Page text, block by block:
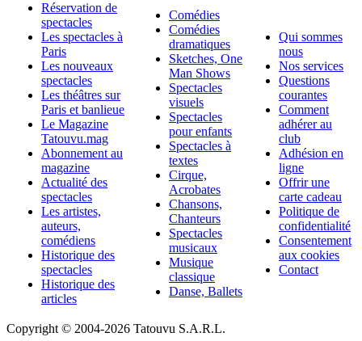
Réservation de
spectacles
Les spectacles à
Paris
Les nouveaux
spectacles
Les théâtres sur
Paris et banlieue
Le Magazine
Tatouvu.mag
Abonnement au
magazine
Actualité des
spectacles
Les artistes,
auteurs,
comédiens
Historique des
spectacles
Historique des
articles
Comédies
Comédies
dramatiques
Sketches, One
Man Shows
Spectacles
visuels
Spectacles
pour enfants
Spectacles à
textes
Cirque,
Acrobates
Chansons,
Chanteurs
Spectacles
musicaux
Musique
classique
Danse, Ballets
Qui sommes
nous
Nos services
Questions
courantes
Comment
adhérer au
club
Adhésion en
ligne
Offrir une
carte cadeau
Politique de
confidentialité
Consentement
aux cookies
Contact
Copyright © 2004-2026 Tatouvu S.A.R.L.